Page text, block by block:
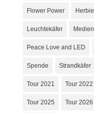
Flower Power Herbie
Leuchtekäfer Medien
Peace Love and LED
Spende Strandkäfer
Tour 2021 Tour 2022
Tour 2025 Tour 2026